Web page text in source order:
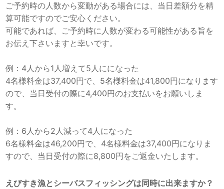
ご予約時の人数から変動がある場合には、当日差額分を精
算可能ですのでご安心ください。
可能であれば、ご予約時に人数が変わる可能性がある旨を
お伝え下さいますと幸いです。
例：4人から1人増えて5人にになった
4名様料金は37,400円で、5名様料金は41,800円になります
ので、当日受付の際に4,400円のお支払いをお願いしま
す。
例：6人から2人減って4人になった
6名様料金は46,200円で、4名様料金は37,400円になりま
すので、当日受付の際に8,800円をご返金いたします。
えびすき漁とシーバスフィッシングは同時に出来ますか？